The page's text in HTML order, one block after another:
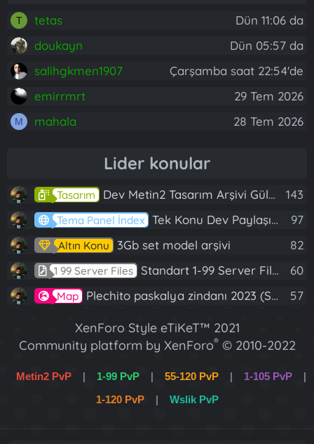
T tetas
Dün 11:06 da
doukayn
Dün 05:57 da
salihgkmen1907
Çarşamba saat 22:54'de
emirrmrt
29 Tem 2026
M mahala 28 Tem 2026
Lider konular
Tasarım Dev Metin2 Tasarım Arşivi Güle Güle Kullanın 143
Tema Panel İndex Tek Konu Dev Paylaşım 10 Adet Server Tanıtım İndex 97
Altın Konu 3Gb set model arşivi 82
1 99 Server Files Standart 1-99 Server Files 60
Map Plechito paskalya zindanı 2023 (Spring Sanctuary dungeon) 57
XenForo Style eTiKeT™ 2021
Community platform by XenForo® © 2010-2022
[XGT] Forum statistics system- XenGenTr
Metin2 PvP | 1-99 PvP | 55-120 PvP | 1-105 PvP
|
1-120 PvP
| Wslik PvP